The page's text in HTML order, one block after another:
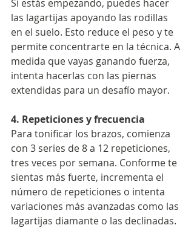
Si estás empezando, puedes hacer
las lagartijas apoyando las rodillas
en el suelo. Esto reduce el peso y te
permite concentrarte en la técnica. A
medida que vayas ganando fuerza,
intenta hacerlas con las piernas
extendidas para un desafío mayor.
4. Repeticiones y frecuencia
Para tonificar los brazos, comienza
con 3 series de 8 a 12 repeticiones,
tres veces por semana. Conforme te
sientas más fuerte, incrementa el
número de repeticiones o intenta
variaciones más avanzadas como las
lagartijas diamante o las declinadas.